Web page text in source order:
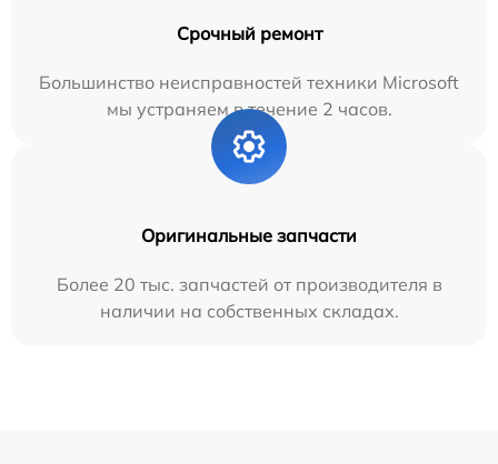
Срочный ремонт
Большинство неисправностей техники Microsoft
мы устраняем в течение 2 часов.
Оригинальные запчасти
Более 20 тыс. запчастей от производителя в
наличии на собственных складах.